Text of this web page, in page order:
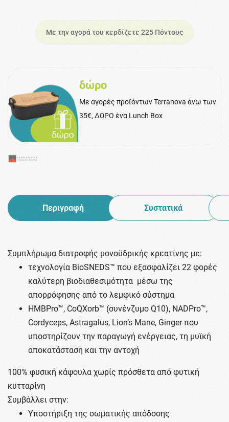
Με την αγορά του κερδίζετε 225 Πόντους
δώρο
Με αγορές προϊόντων Terranova άνω των
35€, ΔΩΡΟ ένα Lunch Box
Περιγραφή Συστατικά
Συμπλήρωμα διατροφής μονοϋδρικής κρεατίνης με:
τεχνολογία BioSNEDS™ που εξασφαλίζει 22 φορές
καλύτερη βιοδιαθεσιμότητα μέσω της
απορρόφησης από το λεμφικό σύστημα
HMBPro™, CoQXorb™ (συνένζυμο Q10), NADPro™,
Cordyceps, Astragalus, Lion’s Mane, Ginger που
υποστηρίζουν την παραγωγή ενέργειας, τη μυϊκή
αποκατάσταση και την αντοχή
100% φυσική κάψουλα χωρίς πρόσθετα από φυτική
κυτταρίνη
Συμβάλλει στην:
Υποστήριξη της σωματικής απόδοσης